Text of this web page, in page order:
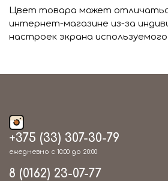
Цвет товара может
интернет-магазине из-за
настроек экрана
+375 (33) 307-30-79
ежедневно с 10:00 до 20:00
8 (0162) 23-07-77